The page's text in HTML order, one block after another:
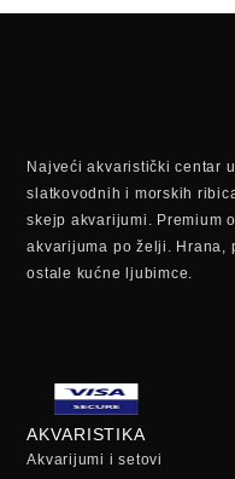
Najveći akvaristički centar
slatkovodnih i morskih
skejp akvarijumi. Premium
akvarijuma po želji. Hrana,
ostale kućne ljubimce.
AKVARISTIKA
Akvarijumi i setovi